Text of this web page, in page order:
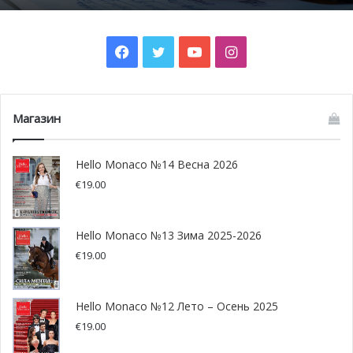
Типичные ошибки
Попрекаем.«Мы все для тебя делаем, а ты…», «Ты
знаешь, сколько стоят твои репетиторы?»
Мы действительно много делаем для своих детей,
но ведь обеспечивать их всем необходимым — наша
прямая родительская обязанность, и нельзя требовать
за это какой-то особой благодарности. В народе это
называется «попрекать куском хлеба». Если мы даем
им больше, чем другие, или больше, чем ребенку
Facebook
TwitterYouTubeInstagram
Магазин
Hello Monaco №14 Весна 2026
€19.00
Hello Monaco №13 Зима 2025-2026
€19.00
Hello Monaco №12 Лето – Осень 2025
€19.00